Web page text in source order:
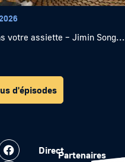
votre assiette – Jimin Song...
d'épisodes
DirectPartenaires